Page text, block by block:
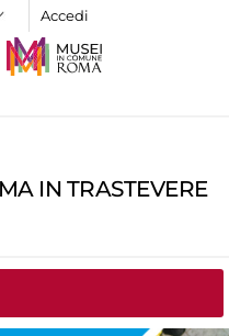
Accedi
IN TRASTEVERE